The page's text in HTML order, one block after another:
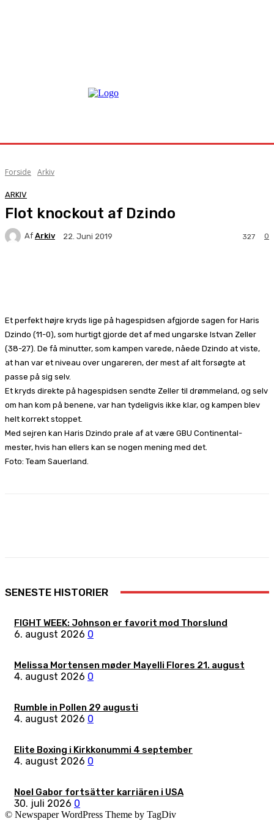
Forside Arkiv
ARKIV
Flot knockout af Dzindo
Af Arkiv 22. Juni 2019 0
327
Et perfekt højre kryds lige på hagespidsen afgjorde sagen for Haris
Dzindo (11-0), som hurtigt gjorde det af med ungarske Istvan Zeller
(38-27). De få minutter, som kampen varede, nåede Dzindo at viste,
at han var et niveau over ungareren, der mest af alt forsøgte at
passe på sig selv.
Et kryds direkte på hagespidsen sendte Zeller til drømmeland, og selv
om han kom på benene, var han tydeligvis ikke klar, og kampen blev
helt korrekt stoppet.
Med sejren kan Haris Dzindo prale af at være GBU Continental-
mester, hvis han ellers kan se nogen mening med det.
Foto: Team Sauerland.
SENESTE HISTORIER
FIGHT WEEK: Johnson er favorit mod Thorslund
6. august 2026 0
Melissa Mortensen møder Mayelli Flores 21. august
4. august 2026 0
Rumble in Pollen 29 augusti
4. august 2026 0
Elite Boxing i Kirkkonummi 4 september
4. august 2026 0
Noel Gabor fortsätter karriären i USA
30. juli 2026 0
© Newspaper WordPress Theme by TagDiv